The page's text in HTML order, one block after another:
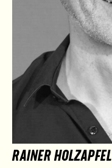
RAINER HOLZAPFEL